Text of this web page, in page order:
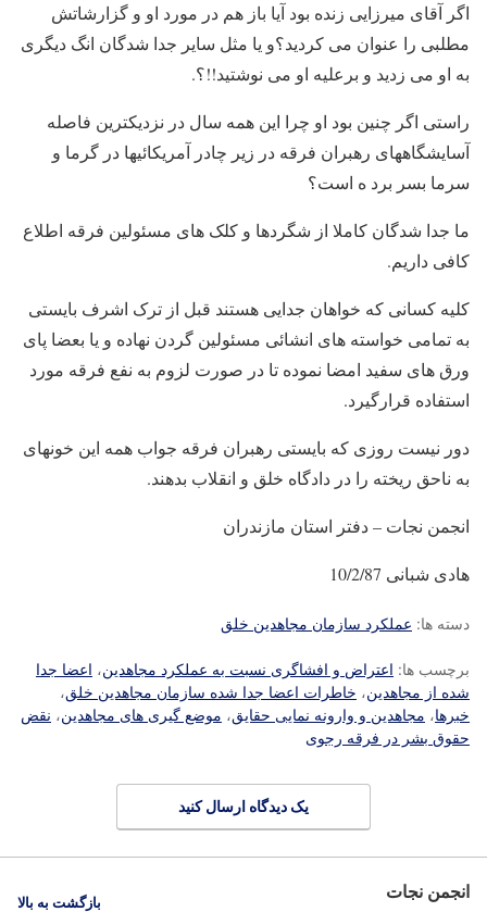
اگر آقای میرزایی زنده بود آیا باز هم در مورد او و گزارشاتش
مطلبی را عنوان می کردید؟و یا مثل سایر جدا شدگان انگ دیگری
به او می زدید و برعلیه او می نوشتید!!؟.
راستی اگر چنین بود او چرا این همه سال در نزدیکترین فاصله
آسایشگاههای رهبران فرقه در زیر چادر آمریکائیها در گرما و
سرما بسر برد ه است؟
ما جدا شدگان کاملا از شگردها و کلک های مسئولین فرقه اطلاع
کافی داریم.
کلیه کسانی که خواهان جدایی هستند قبل از ترک اشرف بایستی
به تمامی خواسته های انشائی مسئولین گردن نهاده و یا بعضا پای
ورق های سفید امضا نموده تا در صورت لزوم به نفع فرقه مورد
استفاده قرارگیرد.
دور نیست روزی که بایستی رهبران فرقه جواب همه این خونهای
به ناحق ریخته را در دادگاه خلق و انقلاب بدهند.
انجمن نجات – دفتر استان مازندران
هادی شبانی 10/2/87
دسته ها: عملکرد سازمان مجاهدین خلق
برچسب ها: اعتراض و افشاگری نسبت به عملکرد مجاهدین، اعضا جدا
شده از مجاهدین، خاطرات اعضا جدا شده سازمان مجاهدین خلق،
خبرها، مجاهدین و وارونه نمایی حقایق، موضع گیری های مجاهدین، نقض
حقوق بشر در فرقه رجوی
یک دیدگاه ارسال کنید
انجمن نجات بازگشت به بالا